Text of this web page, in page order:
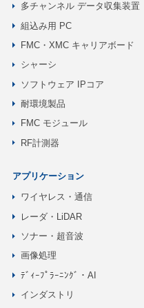
多チャンネル データ収集装置
組込み用 PC
FMC・XMC キャリアボード
シャーシ
ソフトウェア IPコア
耐環境製品
FMC モジュール
RF計測器
アプリケーション
ワイヤレス・通信
レーダ・LiDAR
ソナー・超音波
画像処理
ﾃﾞｨｰﾌﾟﾗｰﾆﾝｸﾞ・AI
インダストリ